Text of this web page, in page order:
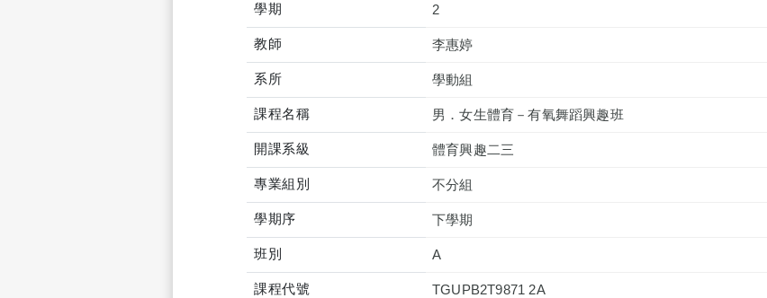
學期 2
教師 李惠婷
系所 學動組
課程名稱 男．女生體育－有氧舞蹈興趣班
開課系級 體育興趣二三
專業組別 不分組
學期序 下學期
班別 A
課程代號 TGUPB2T9871 2A